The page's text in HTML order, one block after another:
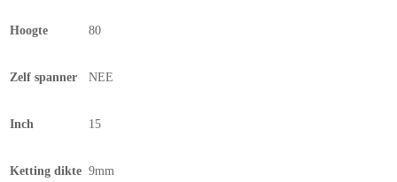
Hoogte 80
Zelf spanner NEE
Inch 15
Ketting dikte 9mm